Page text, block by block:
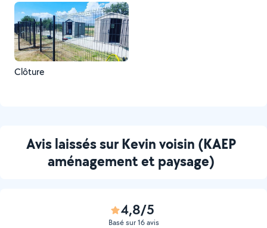
Clôture
Avis laissés sur Kevin voisin (KAEP
aménagement et paysage)
4,8/5
Basé sur 16 avis